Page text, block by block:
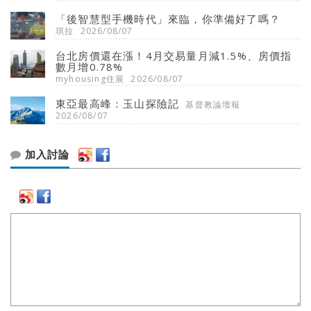
「後智慧型手機時代」來臨，你準備好了嗎？
琪拉 2026/08/07
台北房價還在漲！4月交易量月減1.5%、房價指
數月增0.78%
myhousing住展 2026/08/07
東亞最高峰：玉山探險記
基督教論壇報
2026/08/07
加入討論